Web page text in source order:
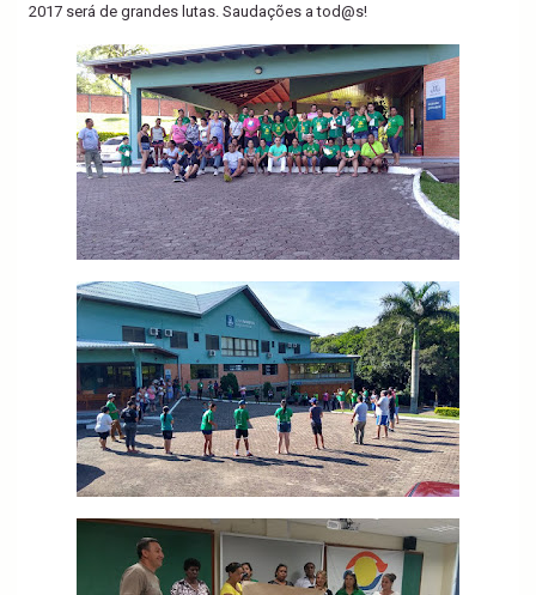
2017 será de grandes lutas. Saudações a tod@s!